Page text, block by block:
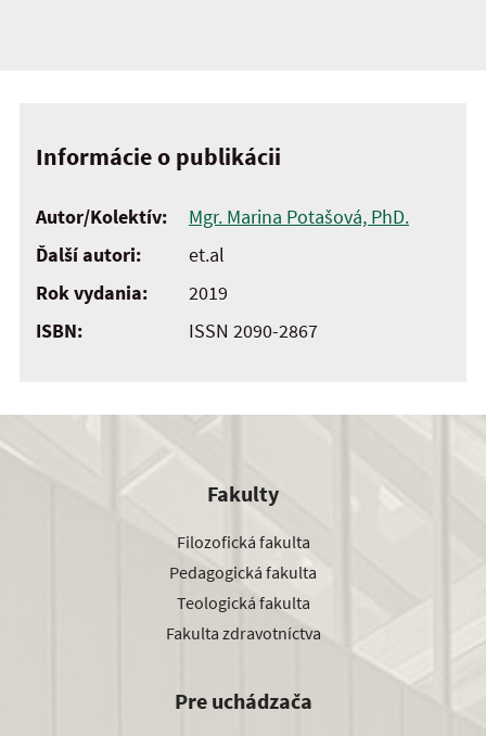
Informácie o publikácii
Autor/Kolektív:
Mgr. Marina Potašová, PhD.
Ďalší autori:
et.al
Rok vydania:
2019
ISBN:
ISSN 2090-2867
Fakulty
Filozofická fakulta
Pedagogická fakulta
Teologická fakulta
Fakulta zdravotníctva
Pre uchádzača